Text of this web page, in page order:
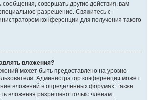
сообщения, совершать другие действия, вам
разрешение. Свяжитесь с
конференции для получения такого
вложения?
может быть предоставлено на уровне
Администратор конференции может
вложений в определённых форумах. Также
вложения разрешено только членам